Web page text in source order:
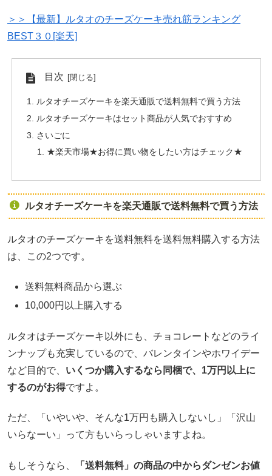
＞＞【最新】ルタオのチーズケーキ売れ筋ランキング
BEST３０[楽天]
目次
ルタオチーズケーキを楽天通販で送料無料で買う方法
ルタオチーズケーキはセット商品が人気でおすすめ
さいごに
★楽天市場★お得に買い物をしたい方はチェック★
ルタオチーズケーキを楽天通販で送料無料で買う方法
ルタオのチーズケーキを送料無料を送料無料購入する方法
は、この2つです。
送料無料商品から選ぶ
10,000円以上購入する
ルタオはチーズケーキ以外にも、チョコレートなどのライ
ンナップも充実しているので、バレンタインやホワイデー
など目的で、 いくつか購入するなら同梱で、1万円以上に
するのがお得ですよ。
ただ、「いやいや、そんな1万円も購入しないし」「沢山
いらなーい」って方もいらっしゃいますよね。
もしそうなら、
「送料無料」の商品の中からダンゼンお値